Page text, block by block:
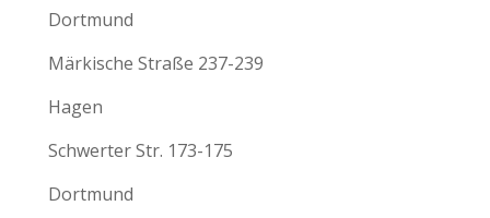
Dortmund
Märkische Straße 237-239
Hagen
Schwerter Str. 173-175
Dortmund